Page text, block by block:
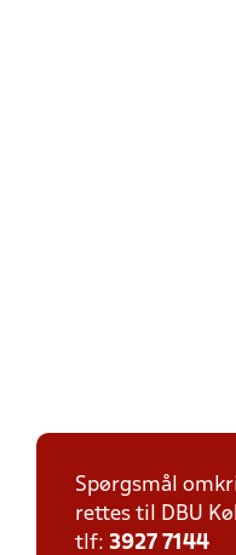
Spørgsmål
rettes til DBU
tlf: 3927 7144